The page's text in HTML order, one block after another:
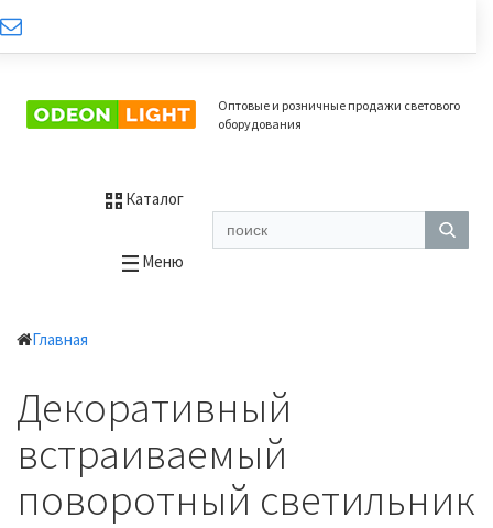
Оптовые и розничные продажи светового
оборудования
Каталог
Меню
Главная
Декоративный
встраиваемый
поворотный светильник